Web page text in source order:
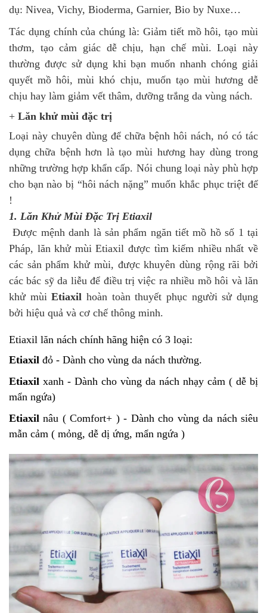
dụ: Nivea, Vichy, Bioderma, Garnier, Bio by Nuxe…
Tác dụng chính của chúng là: Giảm tiết mồ hôi, tạo mùi
thơm, tạo cảm giác dễ chịu, hạn chế mùi. Loại này
thường được sử dụng khi bạn muốn nhanh chóng giải
quyết mồ hôi, mùi khó chịu, muốn tạo mùi hương dễ
chịu hay làm giảm vết thâm, dưỡng trắng da vùng nách.
+ Lăn khử mùi đặc trị
Loại này chuyên dùng để chữa bệnh hôi nách, nó có tác
dụng chữa bệnh hơn là tạo mùi hương hay dùng trong
những trường hợp khẩn cấp. Nói chung loại này phù hợp
cho bạn nào bị “hôi nách nặng” muốn khắc phục triệt để
!
1. Lăn Khử Mùi Đặc Trị Etiaxil
Được mệnh danh là sản phẩm ngăn tiết mồ hồ số 1 tại
Pháp, lăn khử mùi Etiaxil được tìm kiếm nhiều nhất về
các sản phẩm khử mùi, được khuyên dùng rộng rãi bởi
các bác sỹ da liễu để điều trị việc ra nhiều mồ hôi và lăn
khử mùiEtiaxil hoàn toàn thuyết phục người sử dụng
bởi hiệu quả và cơ chế thông minh.
Etiaxil lăn nách chính hãng hiện có 3 loại:
Etiaxil đỏ - Dành cho vùng da nách thường.
Etiaxil xanh - Dành cho vùng da nách nhạy cảm ( dễ bị
mẩn ngứa)
Etiaxil nâu ( Comfort+ ) - Dành cho vùng da nách siêu
mẫn cảm ( mỏng, dễ dị ứng, mẩn ngứa )